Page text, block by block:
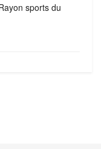
sports du